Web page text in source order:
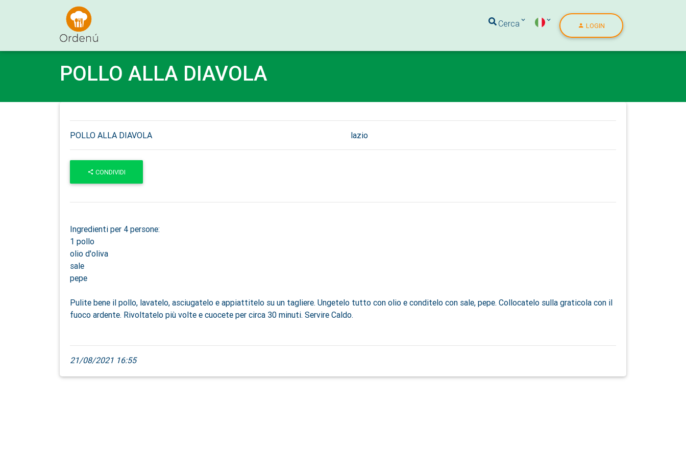
Ordenu
Cerca
LOGIN
POLLO ALLA DIAVOLA
POLLO ALLA DIAVOLA lazio
CONDIVIDI
Ingredienti per 4 persone:
1 pollo
olio d'oliva
sale
pepe
Pulite bene il pollo, lavatelo, asciugatelo e appiattitelo su un tagliere. Ungetelo tutto con olio e conditelo con sale, pepe. Collocatelo sulla graticola con il
fuoco ardente. Rivoltatelo più volte e cuocete per circa 30 minuti. Servire Caldo.
21/08/2021 16:55